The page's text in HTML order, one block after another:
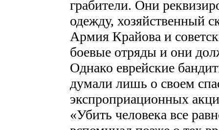
грабители. Они
одежду, хозяйственный
Армия Крайова и
боевые отряды и они
Однако еврейские
думали лишь о своем
экспроприационных
«Убить человека все